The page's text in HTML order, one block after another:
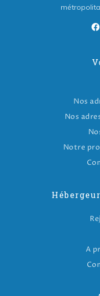
Nos
Nos
Notre
A